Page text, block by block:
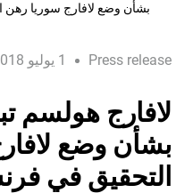
بشأن وضع لافارج سوريا رهن
Press release 1 يوليو 2018
لافارج هولسم
بشأن وضع
التحقيق في